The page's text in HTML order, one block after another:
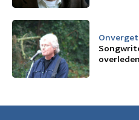
overleden